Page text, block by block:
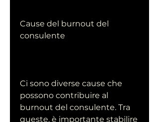
Cause del burnout del
consulente
Ci sono diverse cause che
possono contribuire al
burnout del consulente. Tra
queste, è importante stabilire